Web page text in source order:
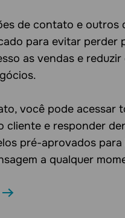
de contato e outros
para evitar perder
as vendas e
você pode acessar
cliente e responder
pré-aprovados para
a qualquer